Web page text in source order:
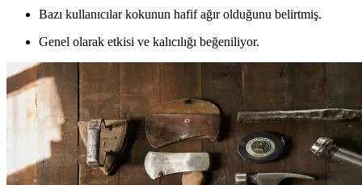
Bazı kullanıcılar kokunun hafif ağır olduğunu belirtmiş.
Genel olarak etkisi ve kalıcılığı beğeniliyor.